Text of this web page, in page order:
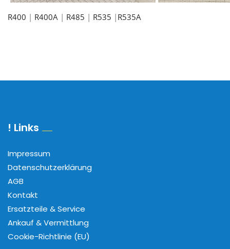
R400 | R400A | R485 | R535 | R535A
! Links
Impressum
Datenschutzerklärung
AGB
Kontakt
Ersatzteile & Service
Ankauf & Vermittlung
Cookie-Richtlinie (EU)